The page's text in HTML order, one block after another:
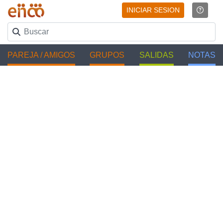
INICIAR SESION
PAREJA / AMIGOS GRUPOS SALIDAS NOTAS